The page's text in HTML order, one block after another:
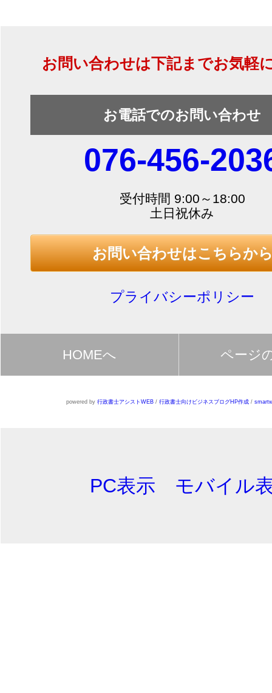
お問い合わせは下記までお気軽
お電話でのお問い合わせ
076-456-
受付時間 9:00～18:00
土日祝休み
お問い合わせはこちらか
プライバシーポリシー
HOMEへ ページ
powered by 行政書士アシストWEB/ 行政書士向けビジネスブログHP作成/
PC表示 モバイル